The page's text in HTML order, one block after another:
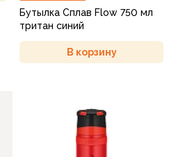
Бутылка Сплав Flow 750 мл
тритан синий
В корзину